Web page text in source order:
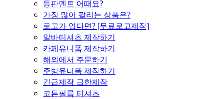
등판멘트 어때요?
가장 많이 팔리는 상품은?
로고가 없다면? [무료로고제작]
알바티셔츠 제작하기
카페유니폼 제작하기
해외에서 주문하기
주방유니폼 제작하기
긴급제작 급한제작
코튼필름 티셔츠